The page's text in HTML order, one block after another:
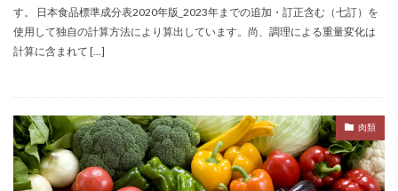
す。 日本食品標準成分表2020年版_2023年までの追加・訂正含む（七訂）を
使用して独自の計算方法により算出しています。尚、調理による重量変化は
計算に含まれて […]
肉類